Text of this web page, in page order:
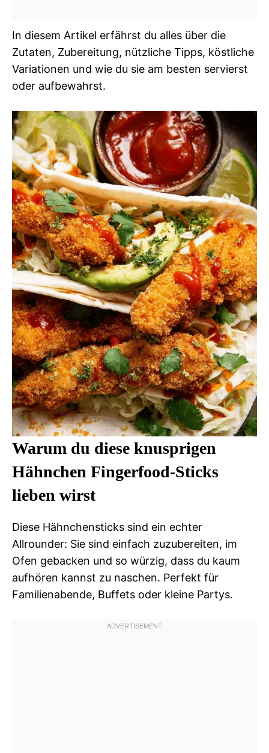
In diesem Artikel erfährst du alles über die
Zutaten, Zubereitung, nützliche Tipps, köstliche
Variationen und wie du sie am besten servierst
oder aufbewahrst.
Warum du diese knusprigen
Hähnchen Fingerfood-Sticks
lieben wirst
Diese Hähnchensticks sind ein echter
Allrounder: Sie sind einfach zuzubereiten, im
Ofen gebacken und so würzig, dass du kaum
aufhören kannst zu naschen. Perfekt für
Familienabende, Buffets oder kleine Partys.